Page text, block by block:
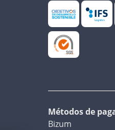
Métodos de
Bizum